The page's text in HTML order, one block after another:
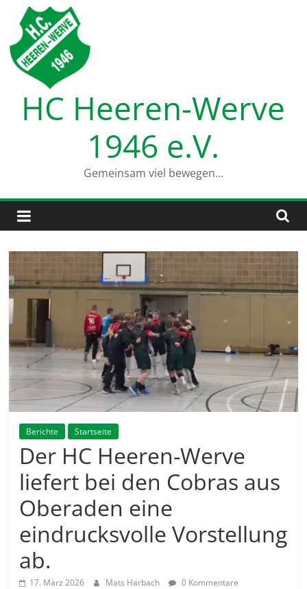
Inhalt
springen
HC Heeren-Werve
1946 e.V.
Gemeinsam viel bewegen…
Berichte Startseite
Der HC Heeren-Werve
liefert bei den Cobras aus
Oberaden eine
eindrucksvolle Vorstellung
ab.
17. März 2026 Mats Harbach 0 Kommentare